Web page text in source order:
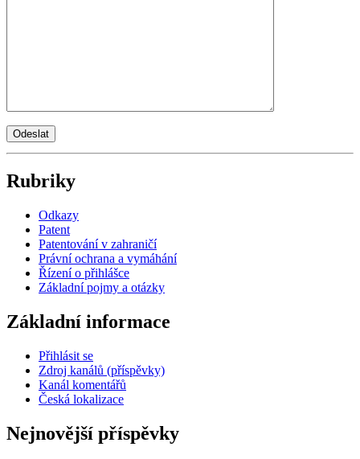
Rubriky
Odkazy
Patent
Patentování v zahraničí
Právní ochrana a vymáhání
Řízení o přihlášce
Základní pojmy a otázky
Základní informace
Přihlásit se
Zdroj kanálů (příspěvky)
Kanál komentářů
Česká lokalizace
Nejnovější příspěvky